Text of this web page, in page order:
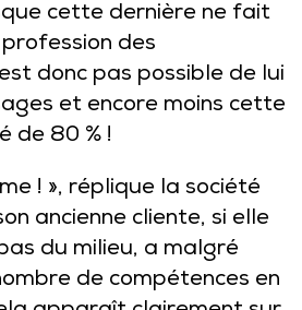
cette dernière ne fait
des
donc pas possible de lui
et encore moins cette
de 80 % !
! », réplique la société
ancienne cliente, si elle
du milieu, a malgré
de compétences en